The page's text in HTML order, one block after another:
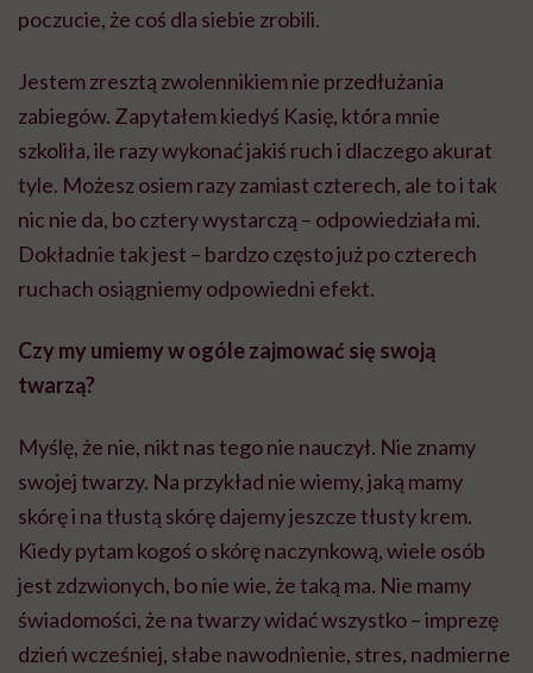
poczucie, że coś dla siebie zrobili.
Jestem zresztą zwolennikiem nie przedłużania
zabiegów. Zapytałem kiedyś Kasię, która mnie
szkoliła, ile razy wykonać jakiś ruch i dlaczego akurat
tyle. Możesz osiem razy zamiast czterech, ale to i tak
nic nie da, bo cztery wystarczą – odpowiedziała mi.
Dokładnie tak jest – bardzo często już po czterech
ruchach osiągniemy odpowiedni efekt.
Czy my umiemy w ogóle zajmować się swoją
twarzą?
Myślę, że nie, nikt nas tego nie nauczył. Nie znamy
swojej twarzy. Na przykład nie wiemy, jaką mamy
skórę i na tłustą skórę dajemy jeszcze tłusty krem.
Kiedy pytam kogoś o skórę naczynkową, wiele osób
jest zdzwionych, bo nie wie, że taką ma. Nie mamy
świadomości, że na twarzy widać wszystko – imprezę
dzień wcześniej, słabe nawodnienie, stres, nadmierne